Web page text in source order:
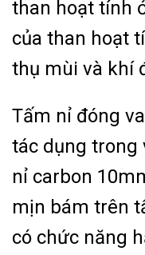
than hoạt tính
của than hoạt
thụ mùi và khí
Tấm nỉ đóng
tác dụng trong
nỉ carbon
mịn bám trên
có chức năng